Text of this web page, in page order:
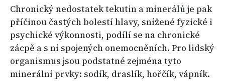
Chronický nedostatek tekutin a minerálů je pak
příčinou častých bolestí hlavy, snížené fyzické i
psychické výkonnosti, podílí se na chronické
zácpě a s ní spojených onemocněních. Pro lidský
organismus jsou podstatné zejména tyto
minerální prvky: sodík, draslík, hořčík, vápník.